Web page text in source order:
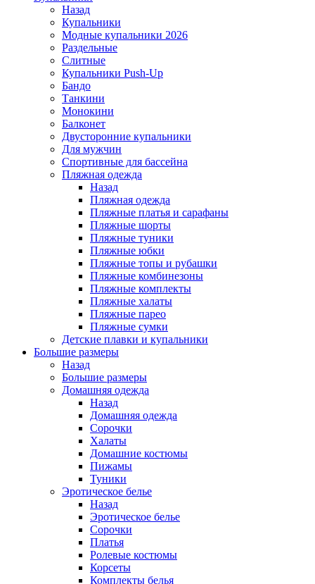
Назад
Купальники
Модные купальники 2026
Раздельные
Слитные
Купальники Push-Up
Бандо
Танкини
Монокини
Балконет
Двусторонние купальники
Для мужчин
Спортивные для бассейна
Пляжная одежда
Назад
Пляжная одежда
Пляжные платья и сарафаны
Пляжные шорты
Пляжные туники
Пляжные юбки
Пляжные топы и рубашки
Пляжные комбинезоны
Пляжные комплекты
Пляжные халаты
Пляжные парео
Пляжные сумки
Детские плавки и купальники
Большие размеры
Назад
Большие размеры
Домашняя одежда
Назад
Домашняя одежда
Сорочки
Халаты
Домашние костюмы
Пижамы
Туники
Эротическое белье
Назад
Эротическое белье
Сорочки
Платья
Ролевые костюмы
Корсеты
Комплекты белья